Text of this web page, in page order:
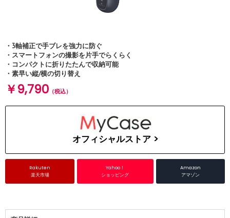
・3軸補正で手ブレを強力に防ぐ
・スマートフォンの撮影を片手でらくらく
・コンパクトに折りたたんで収納可能
・素早い縦/横の切り替え
￥9,790 （税込）
オフィシャルストア >
Rakuten
楽天市場
Yahoo！
ショッピング
Amazon
アマゾン